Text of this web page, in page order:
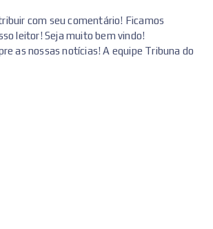
com seu comentário! Ficamos
leitor! Seja muito bem vindo!
as nossas notícias! A equipe Tribuna do